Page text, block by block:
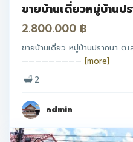
ขายบ้านเดี่ยวหมู่บ้านป
2.800.000 ฿
ขายบ้านเดี่ยว หมู่บ้านปราถนา ต.
————————— [more]
2
admin